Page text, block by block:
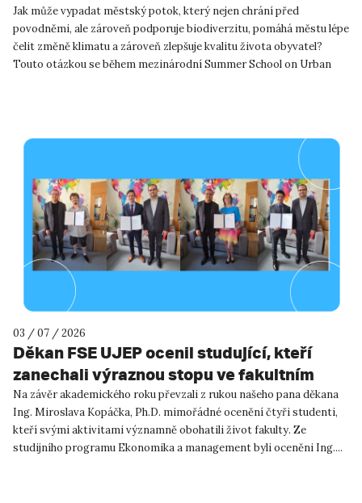
inspiraci pro Ústí nad Labem!
Jak může vypadat městský potok, který nejen chrání před
povodněmi, ale zároveň podporuje biodiverzitu, pomáhá městu lépe
čelit změně klimatu a zároveň zlepšuje kvalitu života obyvatel?
Touto otázkou se během mezinárodní Summer School on Urban
03 / 07 / 2026
Děkan FSE UJEP ocenil studující, kteří
zanechali výraznou stopu ve fakultním
životě
Na závěr akademického roku převzali z rukou našeho pana děkana
Ing. Miroslava Kopáčka, Ph.D. mimořádné ocenění čtyři studenti,
kteří svými aktivitami významně obohatili život fakulty. Ze
studijního programu Ekonomika a management byli oceněni Ing....